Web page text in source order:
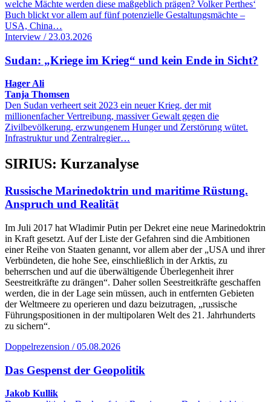
welche Mächte werden diese maßgeblich prägen? Volker Perthes‘
Buch blickt vor allem auf fünf potenzielle Gestaltungsmächte –
USA, China…
Interview / 23.03.2026
Sudan: „Kriege im Krieg“ und kein Ende in Sicht?
Hager Ali
Tanja Thomsen
Den Sudan verheert seit 2023 ein neuer Krieg, der mit
millionenfacher Vertreibung, massiver Gewalt gegen die
Zivilbevölkerung, erzwungenem Hunger und Zerstörung wütet.
Infrastruktur und Zentralregier…
SIRIUS: Kurzanalyse
Russische Marinedoktrin und maritime Rüstung.
Anspruch und Realität
Im Juli 2017 hat Wladimir Putin per Dekret eine neue Marinedoktrin
in Kraft gesetzt. Auf der Liste der Gefahren sind die Ambitionen
einer Reihe von Staaten genannt, vor allem aber der „USA und ihrer
Verbündeten, die hohe See, einschließlich in der Arktis, zu
beherrschen und auf die überwältigende Überlegenheit ihrer
Seestreitkräfte zu drängen“. Daher sollen Seestreitkräfte geschaffen
werden, die in der Lage sein müssen, auch in entfernten Gebieten
der Weltmeere zu operieren und dazu beizutragen, „russische
Führungspositionen in der multipolaren Welt des 21. Jahrhunderts
zu sichern“.
Doppelrezension / 05.08.2026
Das Gespenst der Geopolitik
Jakob Kullik